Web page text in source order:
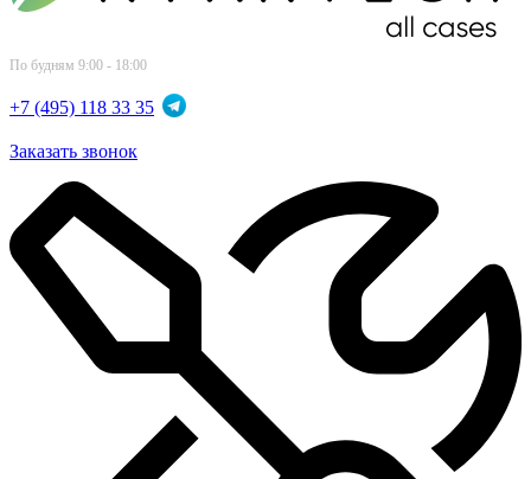
По будням 9:00 - 18:00
+7 (495) 118 33 35
Заказать звонок